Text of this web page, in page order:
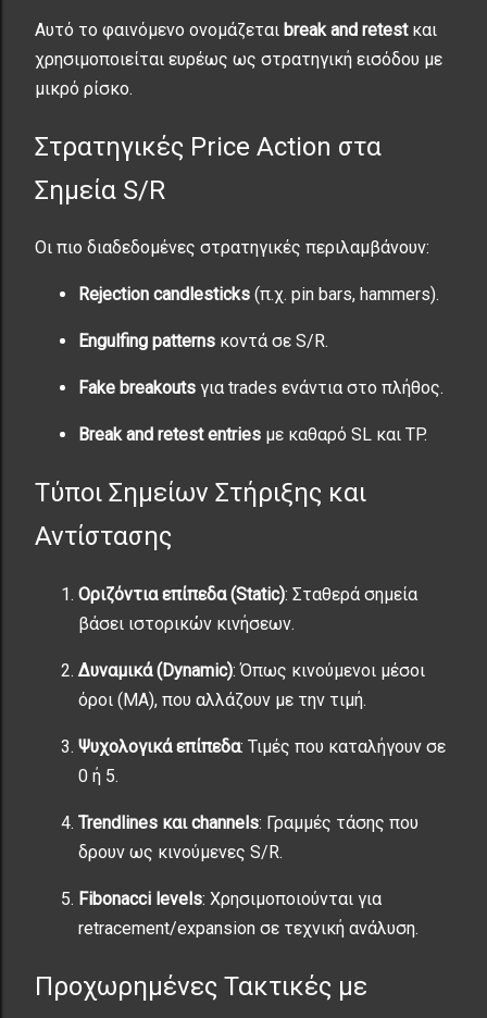
Αυτό το φαινόμενο ονομάζεται break and retestκαι
χρησιμοποιείται ευρέως ως στρατηγική εισόδου με
μικρό ρίσκο.
Στρατηγικές Price Action στα
Σημεία S/R
Οι πιο διαδεδομένες στρατηγικές περιλαμβάνουν:
Rejection candlesticks (π.χ. pin bars, hammers).
Engulfing patterns κοντά σε S/R.
Fake breakouts για trades ενάντια στο πλήθος.
Break and retest entries με καθαρό SL και TP.
Τύποι Σημείων Στήριξης και
Αντίστασης
Οριζόντια επίπεδα (Static): Σταθερά σημεία
βάσει ιστορικών κινήσεων.
Δυναμικά (Dynamic): Όπως κινούμενοι μέσοι
όροι (MA), που αλλάζουν με την τιμή.
Ψυχολογικά επίπεδα: Τιμές που καταλήγουν σε
0 ή 5.
Trendlines και channels: Γραμμές τάσης που
δρουν ως κινούμενες S/R.
Fibonacci levels: Χρησιμοποιούνται για
retracement/expansion σε τεχνική ανάλυση.
Προχωρημένες Τακτικές με